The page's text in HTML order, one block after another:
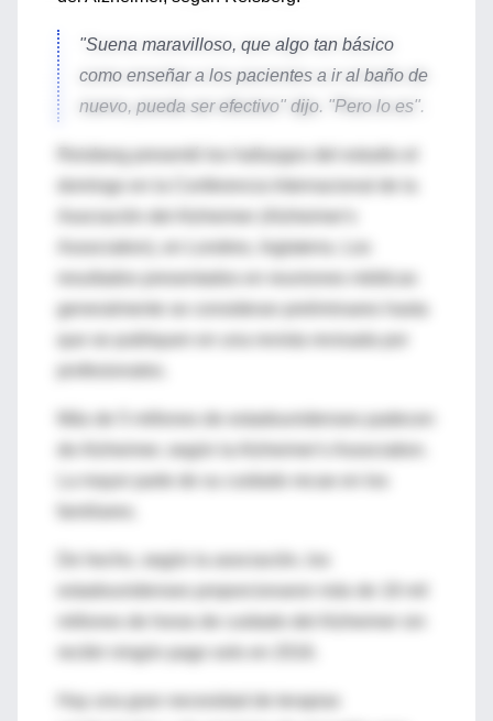
"Suena maravilloso, que algo tan básico
como enseñar a los pacientes a ir al baño de
nuevo, pueda ser efectivo" dijo. "Pero lo es".
Reisberg presentó los hallazgos del estudio el
domingo en la Conferencia Internacional de la
Association), en Londres, Inglaterra. Los
generalmente se consideran preliminares hasta
que se publiquen en una revista revisada por
de Alzheimer, según la Alzheimer's Association.
La mayor parte de su cuidado recae en los
De hecho, según la asociación, los
recibir ningún pago solo en 2016.
Hay una gran necesidad de terapias